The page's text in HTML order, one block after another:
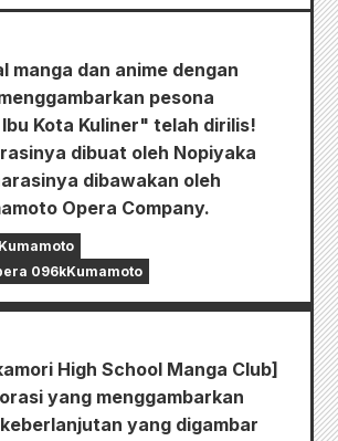
manga dan anime dengan
pesona
Kota Kuliner" telah dirilis!
dibuat oleh Nopiyaka
dibawakan oleh
Opera Company.
096kKumamoto
High School Manga Club]
yang menggambarkan
yang digambar